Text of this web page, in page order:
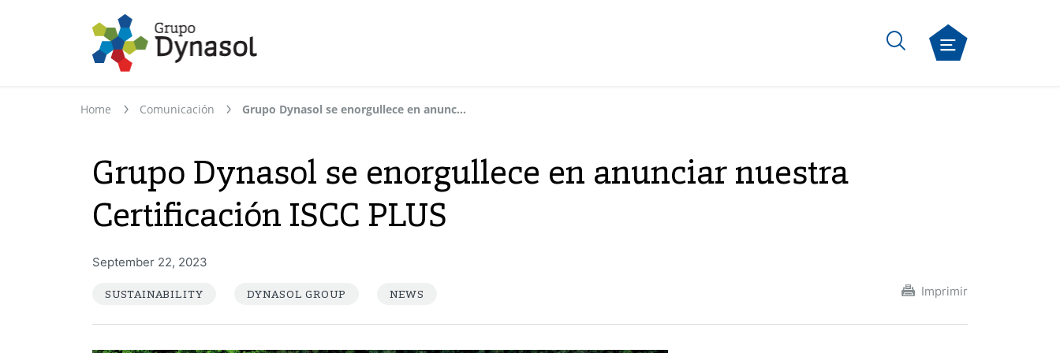
Home Comunicación Grupo Dynasol se enorgullece en anunciar nuestra Certificación ISCC PLUS
Grupo Dynasol se enorgullece en anunciar nuestra
Certificación ISCC PLUS
SUSTAINABILITY DYNASOL GROUP NEWS
September 22, 2023
Imprimir